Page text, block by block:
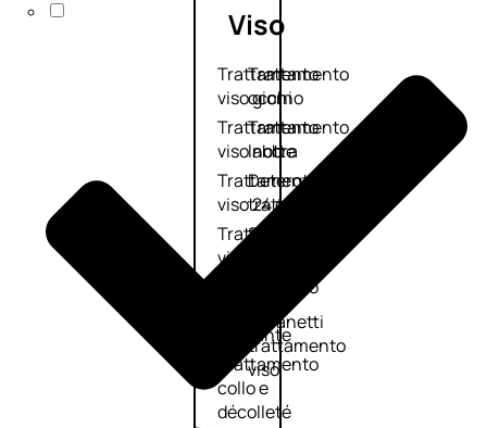
Viso
Trattamento
viso giorno
Trattamento
viso notte
Trattamento
viso 24 ore
Trattamento
viso antietà
Trattamento
idratante
Trattamento
collo e
décolleté
Trattamento
occhi
Trattamento
labbra
Detergenti
trattanti
Scrub
Cofanetti
trattamento
viso